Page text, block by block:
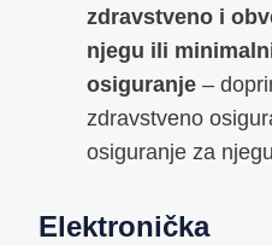
zdravstveno i
njegu ili
osiguranje –
zdravstveno
osiguranje za
Elektronička